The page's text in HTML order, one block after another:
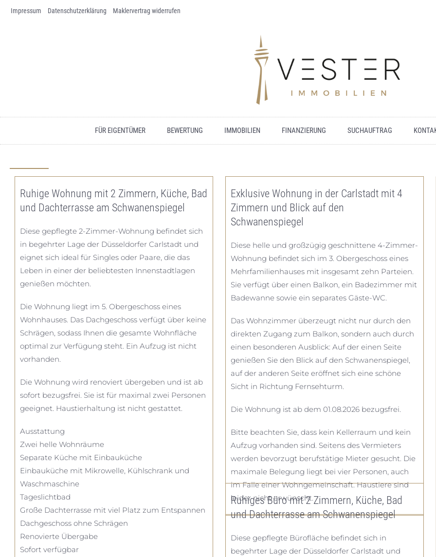
Skip to content
Impressum Datenschutz­erklärung Maklervertrag widerrufen
FÜR EIGENTÜMER BEWERTUNG IMMOBILIEN FINANZIERUNG SUCHAUFTRAG
Ruhige Wohnung mit 2 Zimmern, Küche, Bad
und Dachterrasse am Schwanenspiegel
Diese gepflegte 2-Zimmer-Wohnung befindet sich
in begehrter Lage der Düsseldorfer Carlstadt und
eignet sich ideal für Singles oder Paare, die das
Leben in einer der beliebtesten Innenstadtlagen
genießen möchten.
Die Wohnung liegt im 5. Obergeschoss eines
Wohnhauses. Das Dachgeschoss verfügt über keine
Schrägen, sodass Ihnen die gesamte Wohnfläche
optimal zur Verfügung steht. Ein Aufzug ist nicht
vorhanden.
Die Wohnung wird renoviert übergeben und ist ab
sofort bezugsfrei. Sie ist für maximal zwei Personen
geeignet. Haustierhaltung ist nicht gestattet.
Ausstattung
Zwei helle Wohnräume
Separate Küche mit Einbauküche
Einbauküche mit Mikrowelle, Kühlschrank und
Waschmaschine
Tageslichtbad
Große Dachterrasse mit viel Platz zum Entspannen
Dachgeschoss ohne Schrägen
Renovierte Übergabe
Sofort verfügbar
Exklusive Wohnung in der Carlstadt mit 4
Zimmern und Blick auf den
Schwanenspiegel
Diese helle und großzügig geschnittene 4-Zimmer-
Wohnung befindet sich im 3. Obergeschoss eines
Mehrfamilienhauses mit insgesamt zehn Parteien.
Sie verfügt über einen Balkon, ein Badezimmer mit
Badewanne sowie ein separates Gäste-WC.
Das Wohnzimmer überzeugt nicht nur durch den
direkten Zugang zum Balkon, sondern auch durch
einen besonderen Ausblick: Auf der einen Seite
genießen Sie den Blick auf den Schwanenspiegel,
auf der anderen Seite eröffnet sich eine schöne
Sicht in Richtung Fernsehturm.
Die Wohnung ist ab dem 01.08.2026 bezugsfrei.
Bitte beachten Sie, dass kein Kellerraum und kein
Aufzug vorhanden sind. Seitens des Vermieters
werden bevorzugt berufstätige Mieter gesucht. Die
maximale Belegung liegt bei vier Personen, auch
im Falle einer Wohngemeinschaft. Haustiere sind
leider nicht erwünscht.
Ruhiges Büro mit 2 Zimmern, Küche, Bad
und Dachterrasse am Schwanenspiegel
Diese gepflegte Bürofläche befindet sich in
begehrter Lage der Düsseldorfer Carlstadt und